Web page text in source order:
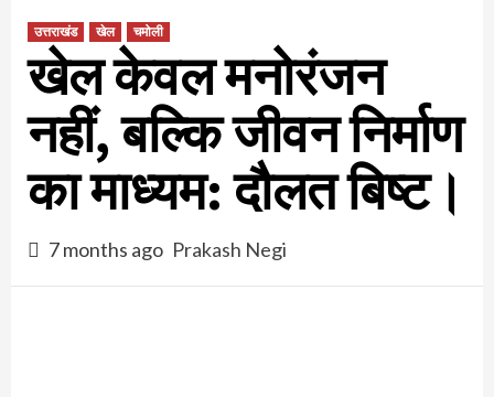
उत्तराखंड खेल चमोली
खेल केवल मनोरंजन
नहीं, बल्कि जीवन निर्माण
का माध्यम: दौलत बिष्ट।
7 months ago Prakash Negi